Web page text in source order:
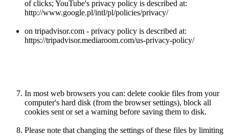
of clicks; YouTube's privacy policy is described at:
http://www.google.pl/intl/pl/policies/privacy/
on tripadvisor.com - privacy policy is described at:
https://tripadvisor.mediaroom.com/us-privacy-policy/
In most web browsers you can: delete cookie files from your
computer's hard disk (from the browser settings), block all
cookies sent or set a warning before saving them to disk.
Please note that changing the settings of these files by limiting